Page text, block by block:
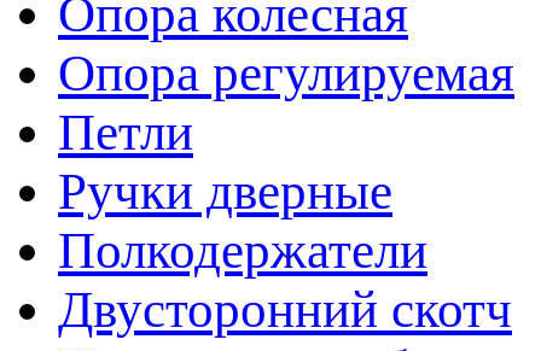
Опора колесная
Опора регулируемая
Петли
Ручки дверные
Полкодержатели
Двусторонний скотч